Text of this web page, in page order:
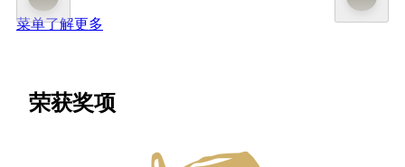
菜单了解更多
荣获奖项